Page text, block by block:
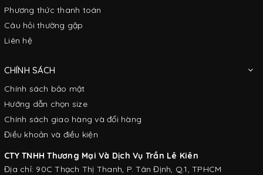
Phương thức thanh toán
Câu hỏi thường gặp
Liên hệ
CHÍNH SÁCH
Chính sách bảo mật
Hướng dẫn chọn size
Chính sách giao hàng và đổi hàng
Điều khoản và điều kiện
CTY TNHH Thương Mại Và Dịch Vụ Trần Lê Kiên
Địa chỉ: 90C Thạch Thị Thanh, P. Tân Định, Q.1, TPHCM